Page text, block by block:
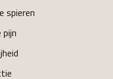
spieren